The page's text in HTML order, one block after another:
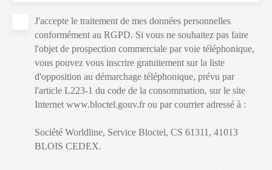
J'accepte le traitement de mes données personnelles
conformément au RGPD. Si vous ne souhaitez pas faire
l'objet de prospection commerciale par voie téléphonique,
vous pouvez vous inscrire gratuitement sur la liste
d'opposition au démarchage téléphonique, prévu par
l'article L223-1 du code de la consommation, sur le site
Internet www.bloctel.gouv.fr ou par courrier adressé à :
Société Worldline, Service Bloctel, CS 61311, 41013
BLOIS CEDEX.